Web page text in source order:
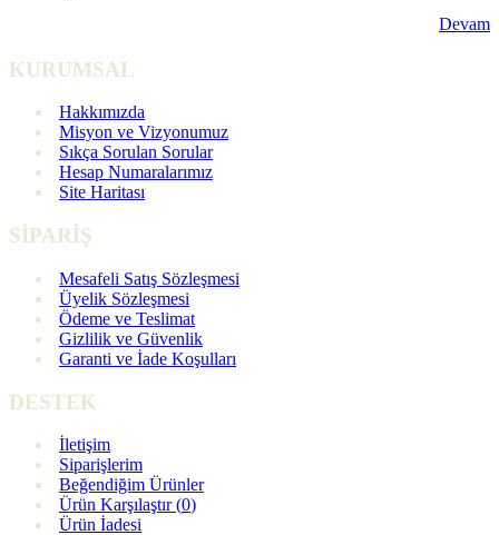
Devam
KURUMSAL
Hakkımızda
Misyon ve Vizyonumuz
Sıkça Sorulan Sorular
Hesap Numaralarımız
Site Haritası
SİPARİŞ
Mesafeli Satış Sözleşmesi
Üyelik Sözleşmesi
Ödeme ve Teslimat
Gizlilik ve Güvenlik
Garanti ve İade Koşulları
DESTEK
İletişim
Siparişlerim
Beğendiğim Ürünler
Ürün Karşılaştır (0)
Ürün İadesi